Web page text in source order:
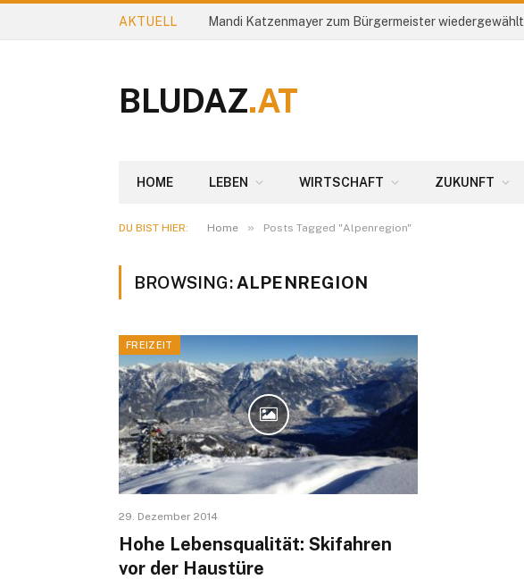
AKTUELL Mandi Katzenmayer zum Bürgermeister wiedergewählt
BLUDAZ.AT
HOME LEBEN WIRTSCHAFT ZUKUNFT
DU BIST HIER: Home » Posts Tagged "Alpenregion"
BROWSING: ALPENREGION
FREIZEIT
29. Dezember 2014
Hohe Lebensqualität: Skifahren
vor der Haustüre